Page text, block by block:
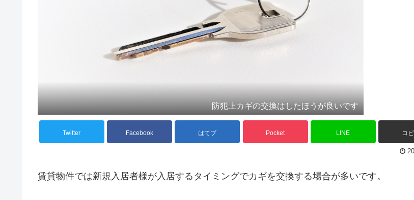
防犯上カギの交換はしたほうが良いです
Twitter Facebook はてブ Pocket LINE コ
賃貸物件では新規入居者様が入居するタイミングでカギを交換する場合が多いです。